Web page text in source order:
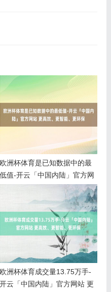
欧洲杯体育是已知数据中的最
低值-开云「中国内陆」官方网
站 更高效、更智能、更环保
欧洲杯体育成交量13.75万手-
开云「中国内陆」官方网站 更